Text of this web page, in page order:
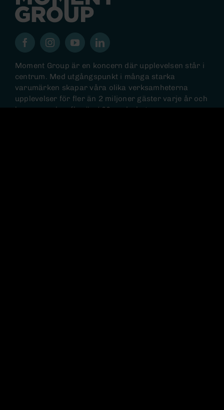
Moment Group är en koncern där upplevelsen står i
centrum. Med utgångspunkt i många starka
varumärken skapar våra olika verksamheterna
upplevelser för fler än 2 miljoner gäster varje år och
koncernen har fler än 400 medarbetare.